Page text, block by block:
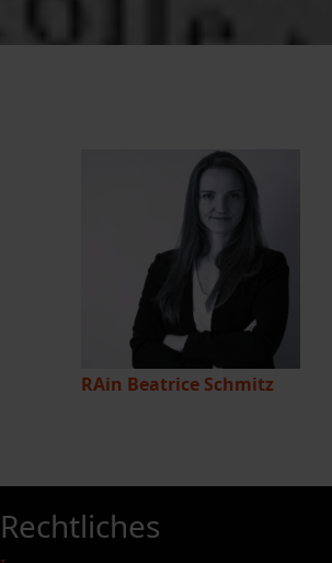
RAin Beatrice Schmitz
Rechtliches